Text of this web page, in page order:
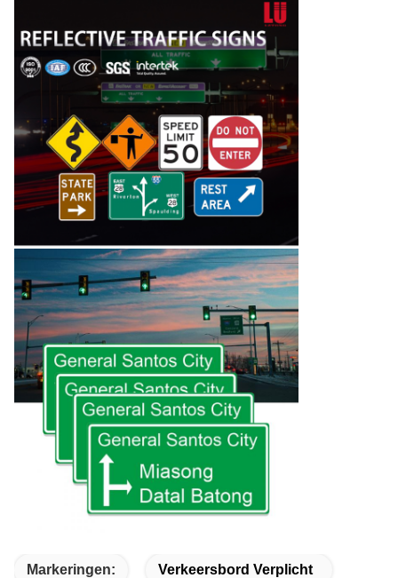
Markeringen: Verkeersbord Verplicht